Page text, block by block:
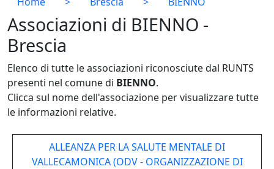
Associazioni di BIENNO -
Brescia
Elenco di tutte le associazioni riconosciute dal RUNTS
presenti nel comune di BIENNO.
Clicca sul nome dell'associazione per visualizzare tutte
le informazioni relative.
ALLEANZA PER LA SALUTE MENTALE DI
VALLECAMONICA (ODV - ORGANIZZAZIONE DI